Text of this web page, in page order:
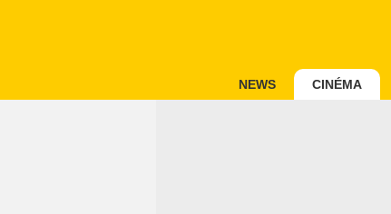
NEWS CINÉMA